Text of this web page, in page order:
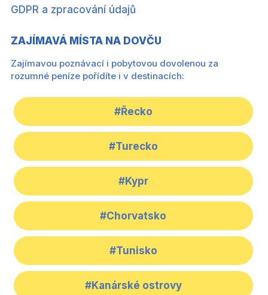
GDPR a zpracování údajů
ZAJÍMAVÁ MÍSTA NA DOVČU
Zajímavou poznávací i pobytovou dovolenou za
rozumné peníze pořídíte i v destinacích:
#Řecko
#Turecko
#Kypr
#Chorvatsko
#Tunisko
#Kanárské ostrovy